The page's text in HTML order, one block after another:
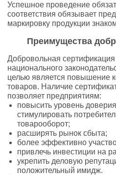
Успешное проведение
соответствия обязывает
маркировку продукции
Преимущества
Добровольная
национального
целью является повышение
товаров. Наличие
позволяет предприятиям:
повысить уровень
стимулировать
товарооборот;
расширять рынок сбыта;
более эффективно
привлечь инвестиции на
укрепить деловую
положительный имидж.